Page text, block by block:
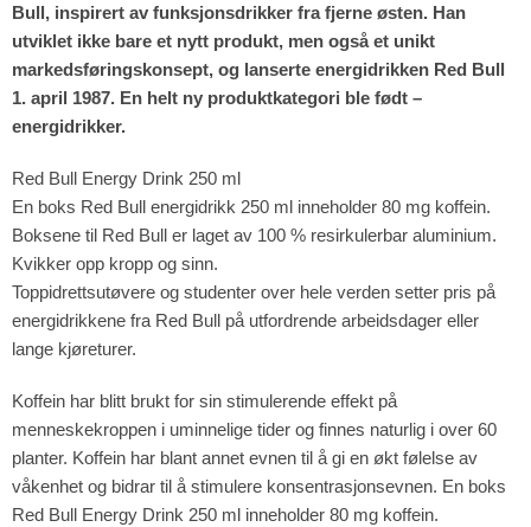
Bull, inspirert av funksjonsdrikker fra fjerne østen. Han
utviklet ikke bare et nytt produkt, men også et unikt
markedsføringskonsept, og lanserte energidrikken Red Bull
1. april 1987. En helt ny produktkategori ble født –
energidrikker.
Red Bull Energy Drink 250 ml
En boks Red Bull energidrikk 250 ml inneholder 80 mg koffein.
Boksene til Red Bull er laget av 100 % resirkulerbar aluminium.
Kvikker opp kropp og sinn.
Toppidrettsutøvere og studenter over hele verden setter pris på
energidrikkene fra Red Bull på utfordrende arbeidsdager eller
lange kjøreturer.
Koffein har blitt brukt for sin stimulerende effekt på
menneskekroppen i uminnelige tider og finnes naturlig i over 60
planter. Koffein har blant annet evnen til å gi en økt følelse av
våkenhet og bidrar til å stimulere konsentrasjonsevnen. En boks
Red Bull Energy Drink 250 ml inneholder 80 mg koffein.